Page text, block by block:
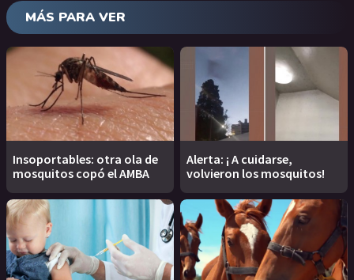
MÁS PARA VER
Insoportables: otra ola de
mosquitos copó el AMBA
Alerta: ¡ A cuidarse,
volvieron los mosquitos!